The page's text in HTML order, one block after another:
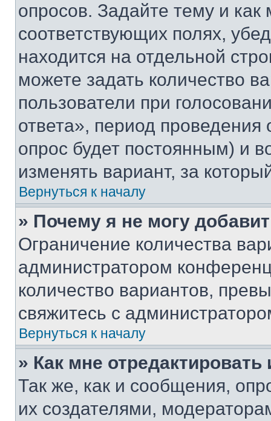
опросов. Задайте тему и
соответствующих полях,
находится на отдельной
можете задать количество
пользователи при
ответа», период проведения
опрос будет постоянным) и
изменять вариант, за
Вернуться к началу
» Почему я не могу
Ограничение количества
администратором
количество вариантов,
свяжитесь с
Вернуться к началу
» Как мне
Так же, как и сообщения,
их создателями,